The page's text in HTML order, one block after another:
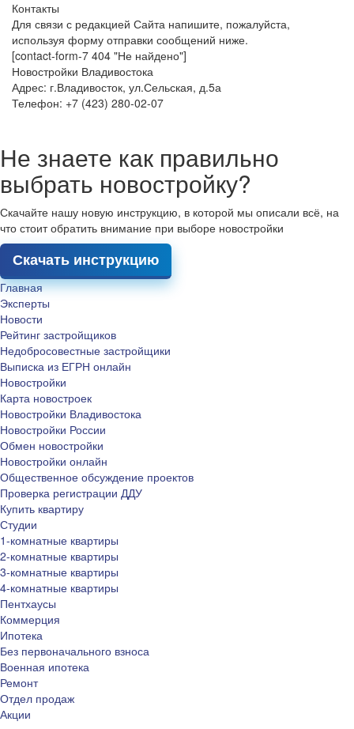
Контакты
Для связи с редакцией Сайта напишите, пожалуйста,
используя форму отправки сообщений ниже.
[contact-form-7 404 "Не найдено"]
Новостройки Владивостока
Адрес: г.Владивосток, ул.Сельская, д.5а
Телефон: +7 (423) 280-02-07
Не знаете как правильно
выбрать новостройку?
Скачайте нашу новую инструкцию, в которой мы описали всё, на
что стоит обратить внимание при выборе новостройки
Скачать инструкцию
Главная
Эксперты
Новости
Рейтинг застройщиков
Недобросовестные застройщики
Выписка из ЕГРН онлайн
Новостройки
Карта новостроек
Новостройки Владивостока
Новостройки России
Обмен новостройки
Новостройки онлайн
Общественное обсуждение проектов
Проверка регистрации ДДУ
Купить квартиру
Студии
1-комнатные квартиры
2-комнатные квартиры
3-комнатные квартиры
4-комнатные квартиры
Пентхаусы
Коммерция
Ипотека
Без первоначального взноса
Военная ипотека
Ремонт
Отдел продаж
Акции